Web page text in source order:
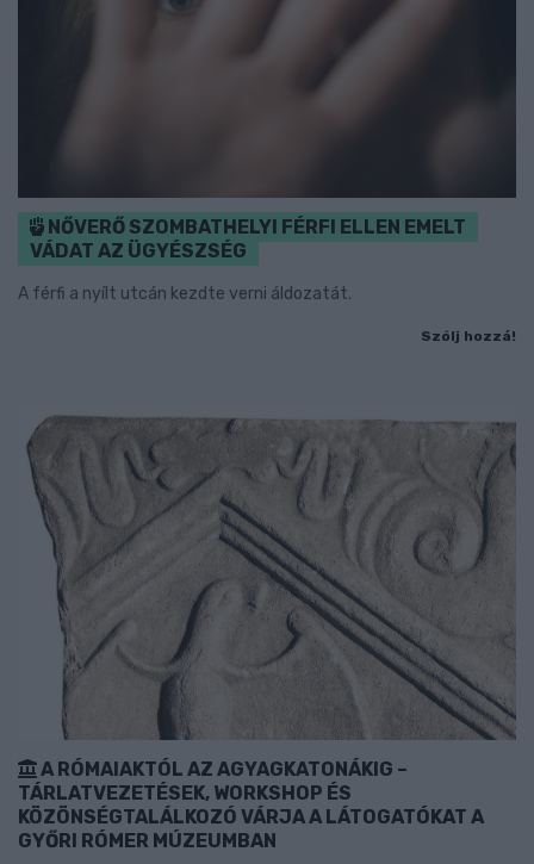
NŐVERŐ SZOMBATHELYI FÉRFI ELLEN EMELT
VÁDAT AZ ÜGYÉSZSÉG
A férfi a nyílt utcán kezdte verni áldozatát.
Szólj hozzá!
A RÓMAIAKTÓL AZ AGYAGKATONÁKIG –
TÁRLATVEZETÉSEK, WORKSHOP ÉS
KÖZÖNSÉGTALÁLKOZÓ VÁRJA A LÁTOGATÓKAT A
GYŐRI RÓMER MÚZEUMBAN